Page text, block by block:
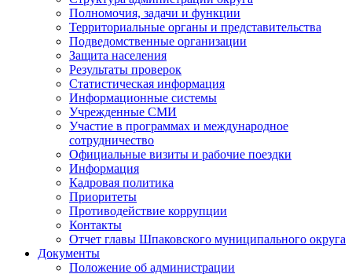
Полномочия, задачи и функции
Территориальные органы и представительства
Подведомственные организации
Защита населения
Результаты проверок
Статистическая информация
Информационные системы
Учрежденные СМИ
Участие в программах и международное
сотрудничество
Официальные визиты и рабочие поездки
Информация
Кадровая политика
Приоритеты
Противодействие коррупции
Контакты
Отчет главы Шпаковского муниципального округа
Документы
Положение об администрации